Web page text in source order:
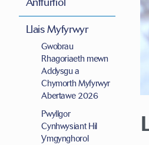
Llais Myfyrwyr
Gwobrau
Rhagoriaeth mewn
Addysgu a
Chymorth Myfyrwyr
Abertawe 2026
Pwyllgor
Cynhwysiant Hil
Ymgynghorol